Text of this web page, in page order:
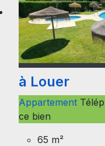
à Louer
Appartement
ce bien
65 m²